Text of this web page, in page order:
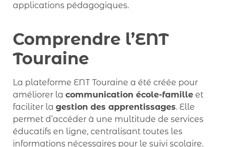
applications pédagogiques.
Comprendre l’ENT
Touraine
La plateforme ENT Touraine a été créée pour
améliorer la communication école-famille et
faciliter la gestion des apprentissages. Elle
permet d’accéder à une multitude de services
éducatifs en ligne, centralisant toutes les
informations nécessaires pour le suivi scolaire.